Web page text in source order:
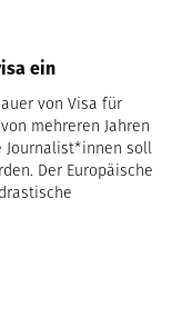
ein
von Visa für
mehreren Jahren
Journalist*innen soll
Der Europäische